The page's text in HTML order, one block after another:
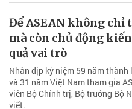
Để ASEAN không
mà còn chủ động
quả vai trò
Nhân dịp kỷ niệm 59 năm
và 31 năm Việt Nam tham gia
viên Bộ Chính trị, Bộ trưởng Bộ
viết.